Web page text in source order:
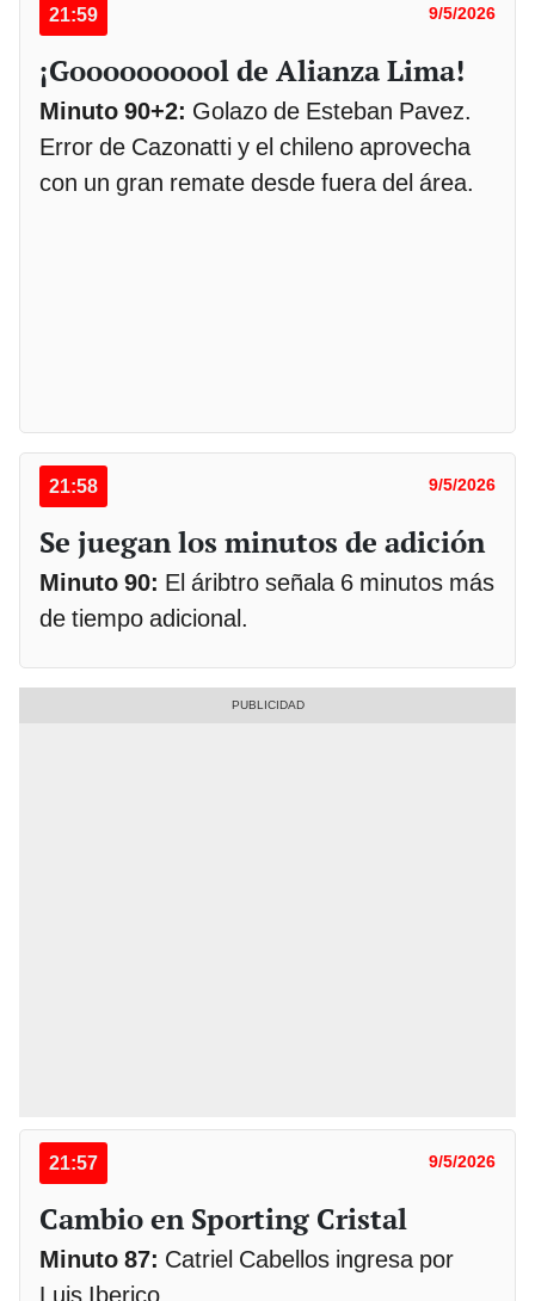
21:59 9/5/2026
¡Goooooooool de Alianza Lima!
Minuto 90+2: Golazo de Esteban Pavez.
Error de Cazonatti y el chileno aprovecha
con un gran remate desde fuera del área.
21:58 9/5/2026
Se juegan los minutos de adición
Minuto 90: El áribtro señala 6 minutos más
de tiempo adicional.
21:57 9/5/2026
Cambio en Sporting Cristal
Minuto 87: Catriel Cabellos ingresa por
Luis Iberico.